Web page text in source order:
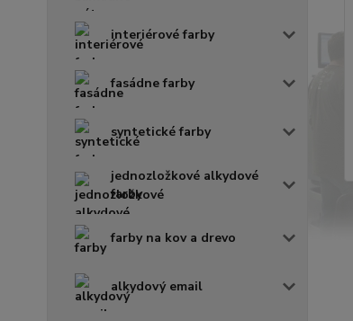
interiérové farby
fasádne farby
syntetické farby
jednozložkové alkydové
farby
farby na kov a drevo
alkydový email